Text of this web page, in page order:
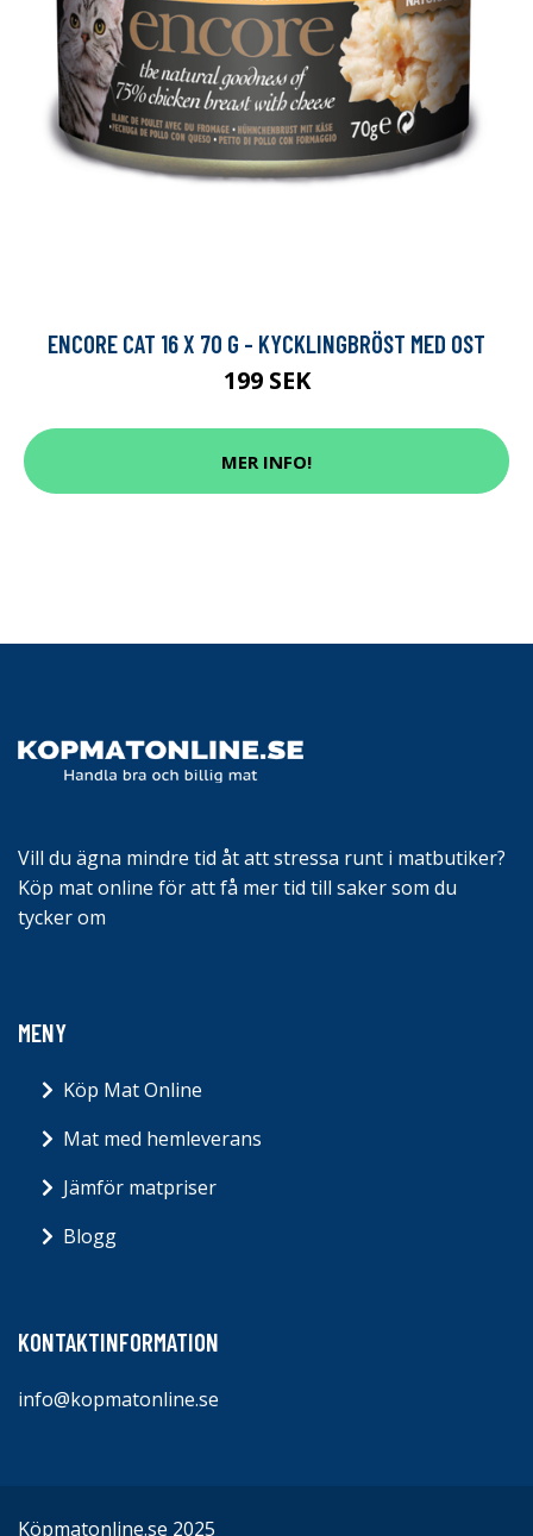
ENCORE CAT 16 X 70 G - KYCKLINGBRÖST MED OST
199 SEK
MER INFO!
Vill du ägna mindre tid åt att stressa runt i matbutiker?
Köp mat online för att få mer tid till saker som du
tycker om
MENY
Köp Mat Online
Mat med hemleverans
Jämför matpriser
Blogg
KONTAKTINFORMATION
info@kopmatonline.se
Köpmatonline.se 2025